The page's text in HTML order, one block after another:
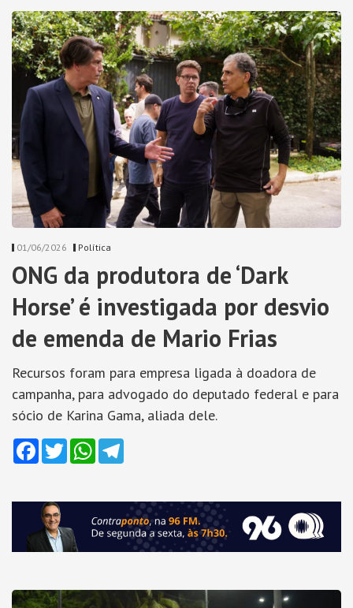
01/06/2026 Política
ONG da produtora de ‘Dark
Horse’ é investigada por desvio
de emenda de Mario Frias
Recursos foram para empresa ligada à doadora de
campanha, para advogado do deputado federal e para
sócio de Karina Gama, aliada dele.
Facebook
TwitterWhatsApp